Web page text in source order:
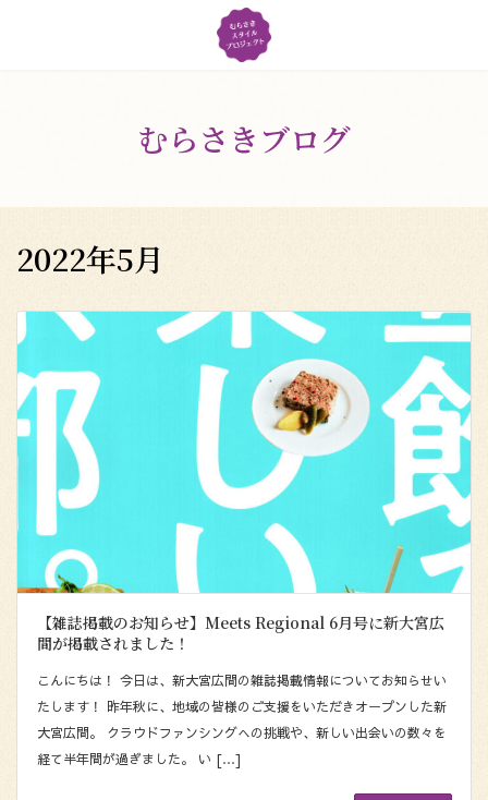
むらさきブログ
2022年5月
【雑誌掲載のお知らせ】Meets Regional 6月号に新大宮広
間が掲載されました！
こんにちは！ 今日は、新大宮広間の雑誌掲載情報についてお知らせい
たします！ 昨年秋に、地域の皆様のご支援をいただきオープンした新
大宮広間。 クラウドファンシングへの挑戦や、新しい出会いの数々を
経て半年間が過ぎました。 い […]